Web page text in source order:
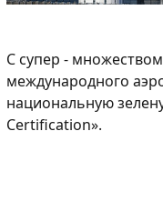
С супер -
международного
национальную
Certification».